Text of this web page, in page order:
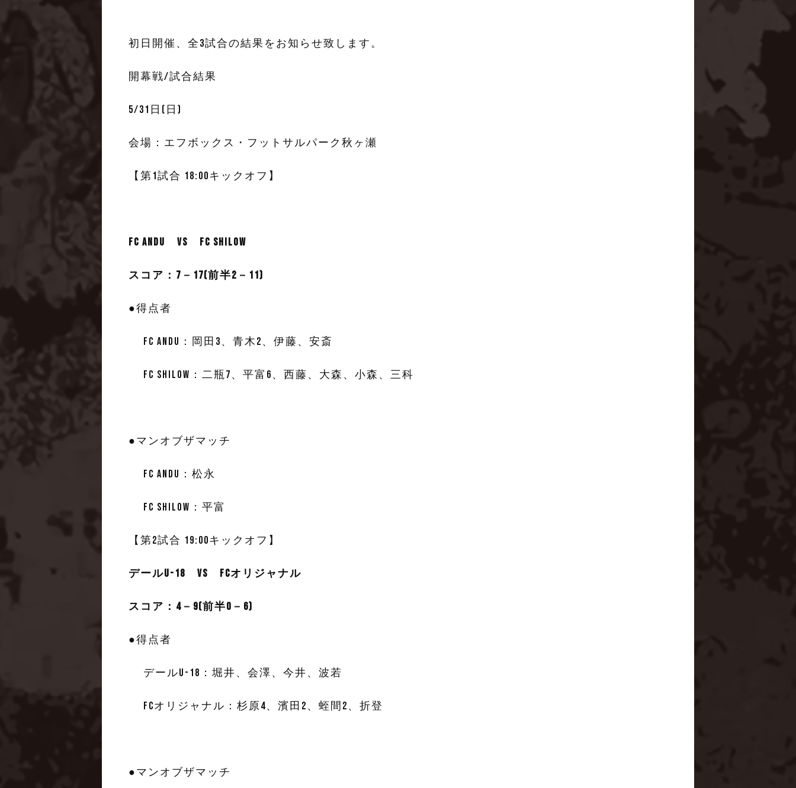
初日開催、全3試合の結果をお知らせ致します。
開幕戦/試合結果
5/31日(日)
会場：エフボックス・フットサルパーク秋ヶ瀬
【第1試合 18:00キックオフ】
FC ANDU vs FC SHILOW
スコア：7－17(前半2－11)
●得点者
FC ANDU：岡田3、青木2、伊藤、安斎
FC SHILOW：二瓶7、平富6、西藤、大森、小森、三科
●マンオブザマッチ
FC ANDU：松永
FC SHILOW：平富
【第2試合 19:00キックオフ】
デールU-18 vs FCオリジャナル
スコア：4－9(前半0－6)
●得点者
デールU-18：堀井、会澤、今井、波若
FCオリジャナル：杉原4、濱田2、蛭間2、折登
●マンオブザマッチ